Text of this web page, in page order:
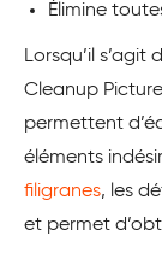
Élimine
Lorsqu’il
Cleanup
permettent
éléments
filigranes, les
et permet